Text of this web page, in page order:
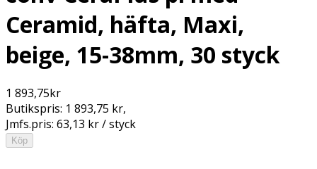
Ceramid, häfta, Maxi,
beige, 15-38mm, 30 styck
1 893,75kr
Butikspris: 1 893,75 kr,
Jmfs.pris: 63,13 kr / styck
Köp